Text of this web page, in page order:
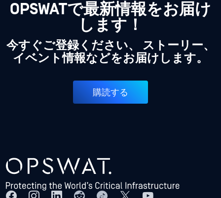
OPSWATで最新情報をお届け
します！
今すぐご登録ください、 ストーリー、
イベント情報などをお届けします。
購読する